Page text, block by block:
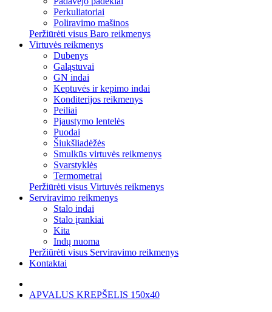
Perkuliatoriai
Poliravimo mašinos
Peržiūrėti visus Baro reikmenys
Virtuvės reikmenys
Dubenys
Galąstuvai
GN indai
Keptuvės ir kepimo indai
Konditerijos reikmenys
Peiliai
Pjaustymo lentelės
Puodai
Šiukšliadėžės
Smulkūs virtuvės reikmenys
Svarstyklės
Termometrai
Peržiūrėti visus Virtuvės reikmenys
Serviravimo reikmenys
Stalo indai
Stalo įrankiai
Kita
Indų nuoma
Peržiūrėti visus Serviravimo reikmenys
Kontaktai
APVALUS KREPŠELIS 150x40